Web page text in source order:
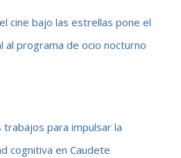
cine bajo las estrellas pone el
al programa de ocio nocturno
trabajos para impulsar la
cognitiva en Caudete